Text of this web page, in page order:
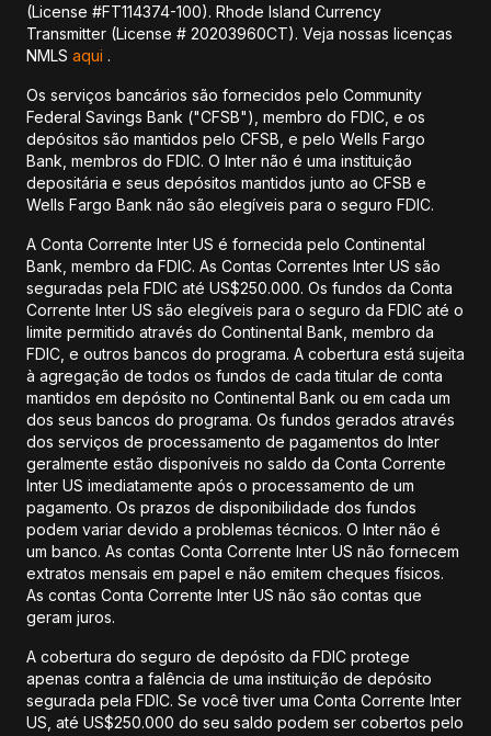
(License #FT114374-100). Rhode Island Currency
Transmitter (License # 20203960CT). Veja nossas licenças
NMLS aqui .
Os serviços bancários são fornecidos pelo Community
Federal Savings Bank ("CFSB"), membro do FDIC, e os
depósitos são mantidos pelo CFSB, e pelo Wells Fargo
Bank, membros do FDIC. O Inter não é uma instituição
depositária e seus depósitos mantidos junto ao CFSB e
Wells Fargo Bank não são elegíveis para o seguro FDIC.
A Conta Corrente Inter US é fornecida pelo Continental
Bank, membro da FDIC. As Contas Correntes Inter US são
seguradas pela FDIC até US$250.000. Os fundos da Conta
Corrente Inter US são elegíveis para o seguro da FDIC até o
limite permitido através do Continental Bank, membro da
FDIC, e outros bancos do programa. A cobertura está sujeita
à agregação de todos os fundos de cada titular de conta
mantidos em depósito no Continental Bank ou em cada um
dos seus bancos do programa. Os fundos gerados através
dos serviços de processamento de pagamentos do Inter
geralmente estão disponíveis no saldo da Conta Corrente
Inter US imediatamente após o processamento de um
pagamento. Os prazos de disponibilidade dos fundos
podem variar devido a problemas técnicos. O Inter não é
um banco. As contas Conta Corrente Inter US não fornecem
extratos mensais em papel e não emitem cheques físicos.
As contas Conta Corrente Inter US não são contas que
geram juros.
A cobertura do seguro de depósito da FDIC protege
apenas contra a falência de uma instituição de depósito
segurada pela FDIC. Se você tiver uma Conta Corrente Inter
US, até US$250.000 do seu saldo podem ser cobertos pelo